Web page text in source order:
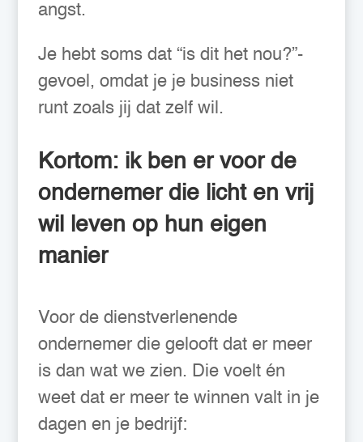
angst.
Je hebt soms dat “is dit het nou?”-
gevoel, omdat je je business niet
runt zoals jij dat zelf wil.
Kortom: ik ben er voor de
ondernemer die licht en vrij
wil leven op hun eigen
manier
Voor de dienstverlenende
ondernemer die gelooft dat er meer
is dan wat we zien. Die voelt én
weet dat er meer te winnen valt in je
dagen en je bedrijf: